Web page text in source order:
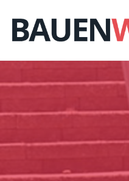
Inhalt
springen